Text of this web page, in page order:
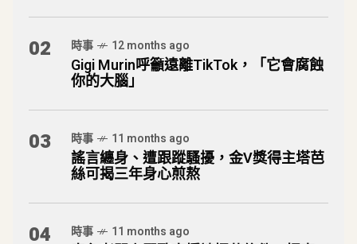
02 時事 12 months ago
Gigi Murin呼籲遠離TikTok，「它會腐蝕
你的大腦」
03 時事 11 months ago
謠言纏身、遭跟蹤騷擾，金V獎得主塔芭
絲可揭三年身心煎熬
04 時事 11 months ago